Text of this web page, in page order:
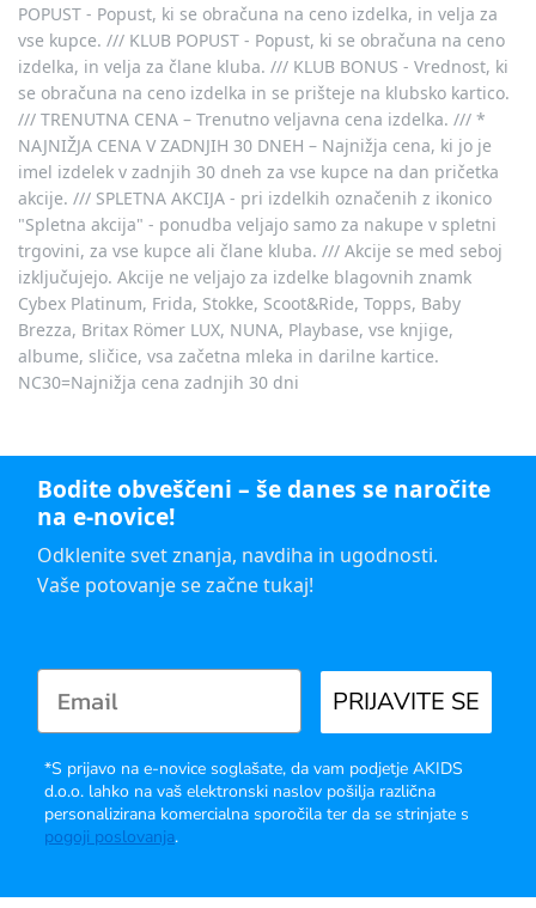
POPUST - Popust, ki se obračuna na ceno izdelka, in velja za
vse kupce. /// KLUB POPUST - Popust, ki se obračuna na ceno
izdelka, in velja za člane kluba. /// KLUB BONUS - Vrednost, ki
se obračuna na ceno izdelka in se prišteje na klubsko kartico.
/// TRENUTNA CENA – Trenutno veljavna cena izdelka. /// *
NAJNIŽJA CENA V ZADNJIH 30 DNEH – Najnižja cena, ki jo je
imel izdelek v zadnjih 30 dneh za vse kupce na dan pričetka
akcije. /// SPLETNA AKCIJA - pri izdelkih označenih z ikonico
"Spletna akcija" - ponudba veljajo samo za nakupe v spletni
trgovini, za vse kupce ali člane kluba. /// Akcije se med seboj
izključujejo. Akcije ne veljajo za izdelke blagovnih znamk
Cybex Platinum, Frida, Stokke, Scoot&Ride, Topps, Baby
Brezza, Britax Römer LUX, NUNA, Playbase, vse knjige,
albume, sličice, vsa začetna mleka in darilne kartice.
NC30=Najnižja cena zadnjih 30 dni
Bodite obveščeni – še danes se naročite
na e-novice!
Odklenite svet znanja, navdiha in ugodnosti.
Vaše potovanje se začne tukaj!
PRIJAVITE SE
*S prijavo na e-novice soglašate, da vam podjetje AKIDS
d.o.o. lahko na vaš elektronski naslov pošilja različna
personalizirana komercialna sporočila ter da se strinjate s
pogoji poslovanja.